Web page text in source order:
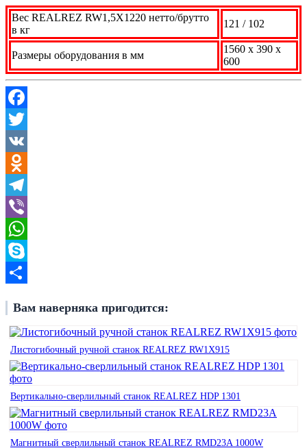
Вес REALREZ RW1,5X1220 неттo/бpутто
в кг
121 / 102
Размеры оборудования в мм
1560 x 390 x
600
Facebook
Twitter
VK
Odnoklassniki
Telegram
Viber
WhatsApp
Skype
Вам наверняка пригодится:
Листогибочный ручной станок REALREZ RW1X915
Вертикально-сверлильный станок REALREZ HDP 1301
Магнитный сверлильный станок REALREZ RMD23A 1000W